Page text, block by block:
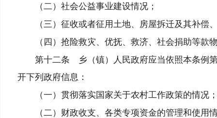
（二）社会公益事业建设情况；
（三）征收或者征用土地、房屋拆迁及其补偿
（四）抢险救灾、优抚、救济、社会捐助等款
第十二条 乡（镇）人民政府应当依照本条例第
开下列政府信息：
（一）贯彻落实国家关于农村工作政策的情况
（二）财政收支、各类专项资金的管理和使用